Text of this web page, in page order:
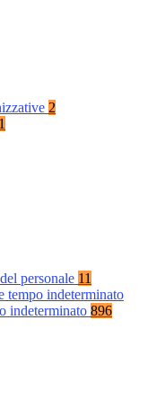
2
personale 11
tempo indeterminato
indeterminato 896